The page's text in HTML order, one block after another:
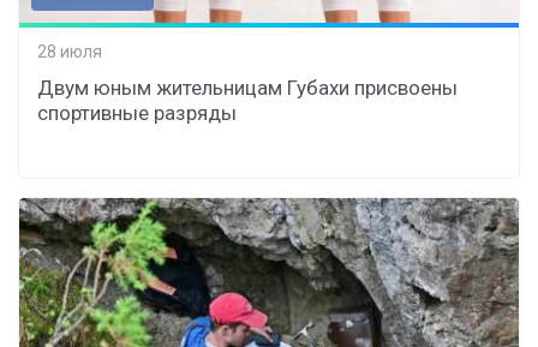
28 июля
Двум юным жительницам Губахи присвоены
спортивные разряды